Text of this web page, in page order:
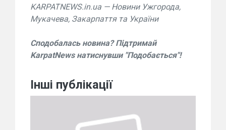
KARPATNEWS.in.ua — Новини Ужгорода,
Мукачева, Закарпаття та України
Сподобалась новина? Підтримай
KarpatNews натиснувши "Подобається"!
Інші публікації